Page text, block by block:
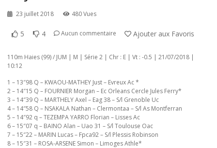
23 juillet 2018 480 Vues
5 4 Aucun commentaire Ajouter aux Favoris
110m Haies (99) / JUM | M | Série 2 | Chr : E | Vt : -0.5 | 21/07/2018 |
10:12
1 – 13″98 Q – KWAOU-MATHEY Just – Evreux Ac *
2 – 14″15 Q – FOURNIER Morgan – Ec Orleans Cercle Jules Ferry*
3 – 14″39 Q – MARTHELY Axel – Eag 38 – S/l Grenoble Uc
4 – 14″58 Q – NSAKALA Nathan – Clermontaa – S/l As Montferran
5 – 14″92 q – TEZEMPA YARRO Florian – Lisses Ac
6 – 15″07 q – BAINO Alan – Uao 31 – S/l Toulouse Oac
7 – 15″22 – MARIN Lucas – Fpca92 – S/l Plessis Robinson
8 – 15″31 – ROSA-ARSENE Simon – Limoges Athle*